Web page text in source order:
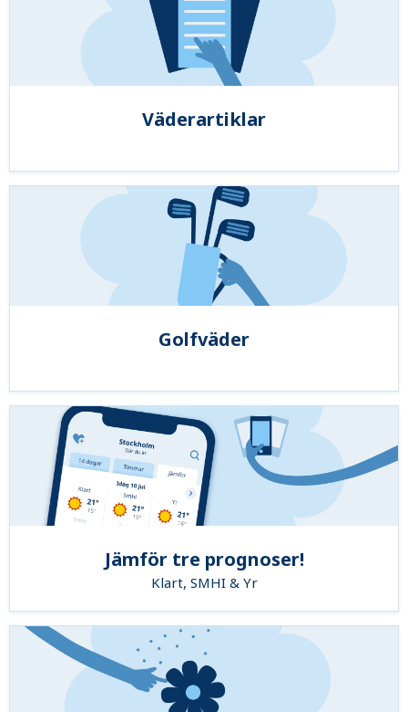
Väderartiklar
Golfväder
Jämför tre prognoser!
Klart, SMHI & Yr